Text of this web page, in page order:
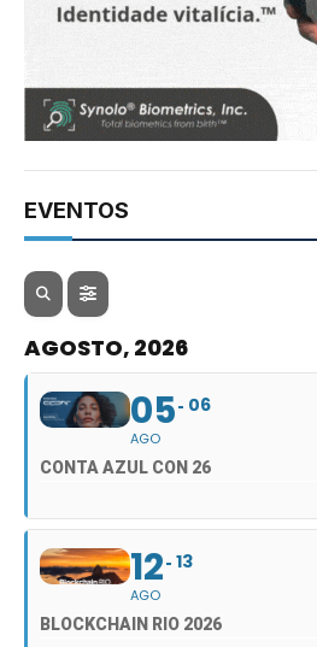
EVENTOS
AGOSTO, 2026
05
AGO
06
CONTA AZUL CON 26
12
AGO
13
BLOCKCHAIN RIO 2026